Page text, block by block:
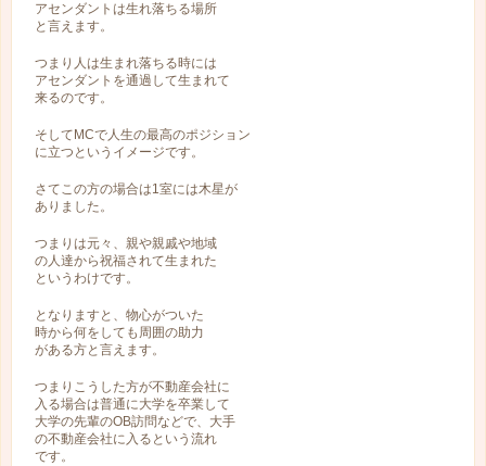
アセンダントは生れ落ちる場所
と言えます。
つまり人は生まれ落ちる時には
アセンダントを通過して生まれて
来るのです。
そしてMCで人生の最高のポジション
に立つというイメージです。
さてこの方の場合は1室には木星が
ありました。
つまりは元々、親や親戚や地域
の人達から祝福されて生まれた
というわけです。
となりますと、物心がついた
時から何をしても周囲の助力
がある方と言えます。
つまりこうした方が不動産会社に
入る場合は普通に大学を卒業して
大学の先輩のOB訪問などで、大手
の不動産会社に入るという流れ
です。